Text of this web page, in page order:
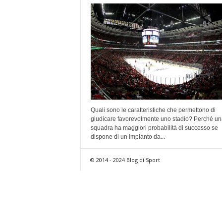
Quali sono le caratteristiche che permettono di
giudicare favorevolmente uno stadio? Perché
squadra ha maggiori probabilità di successo se
dispone di un impianto da...
© 2014 - 2024 Blog di Sport